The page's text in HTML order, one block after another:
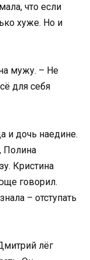
что если
хуже. Но и
мужу. – Не
для себя
и дочь наедине.
Полина
Кристина
говорил.
– отступать
лёг